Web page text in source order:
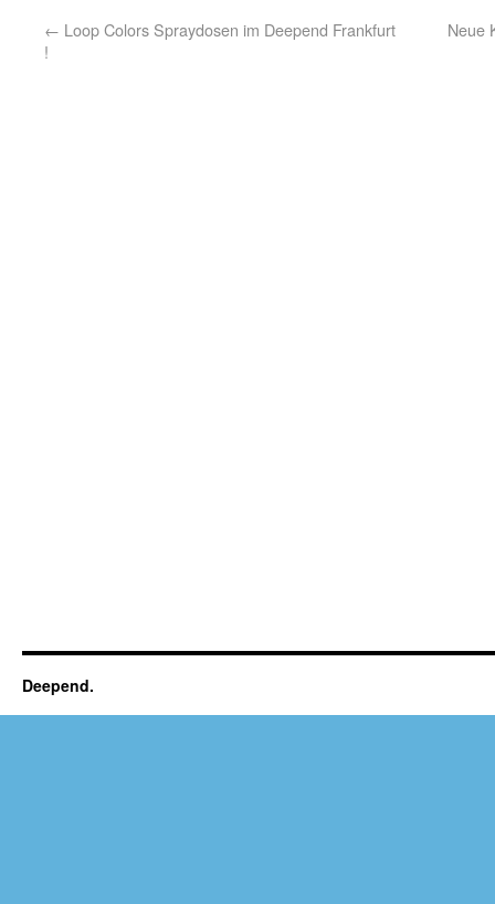
← Loop Colors Spraydosen im Deepend Frankfurt
!
Neue
Deepend.